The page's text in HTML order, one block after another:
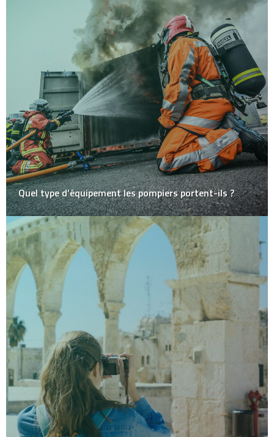
Quel type d’équipement les pompiers portent-ils ?